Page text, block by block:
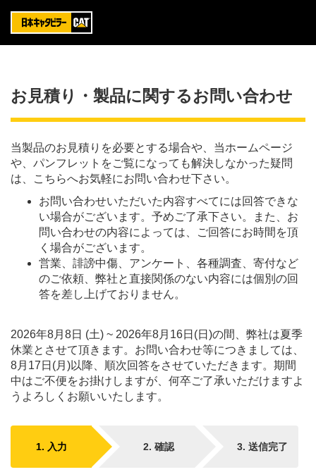
お見積り・製品に関するお問い合わせ
当製品のお見積りを必要とする場合や、当ホームページ
や、パンフレットをご覧になっても解決しなかった疑問
は、こちらへお気軽にお問い合わせ下さい。
お問い合わせいただいた内容すべてには回答できな
い場合がございます。予めご了承下さい。また、お
問い合わせの内容によっては、ご回答にお時間を頂
く場合がございます。
営業、誹謗中傷、アンケート、各種調査、寄付など
のご依頼、弊社と直接関係のない内容には個別の回
答を差し上げておりません。
2026年8月8日 (土) ~ 2026年8月16日(日)の間、弊社は夏季
休業とさせて頂きます。お問い合わせ等につきましては、
8月17日(月)以降、順次回答をさせていただきます。期間
中はご不便をお掛けしますが、何卒ご了承いただけますよ
うよろしくお願いいたします。
1. 入力 2.確認 3. 送信完了